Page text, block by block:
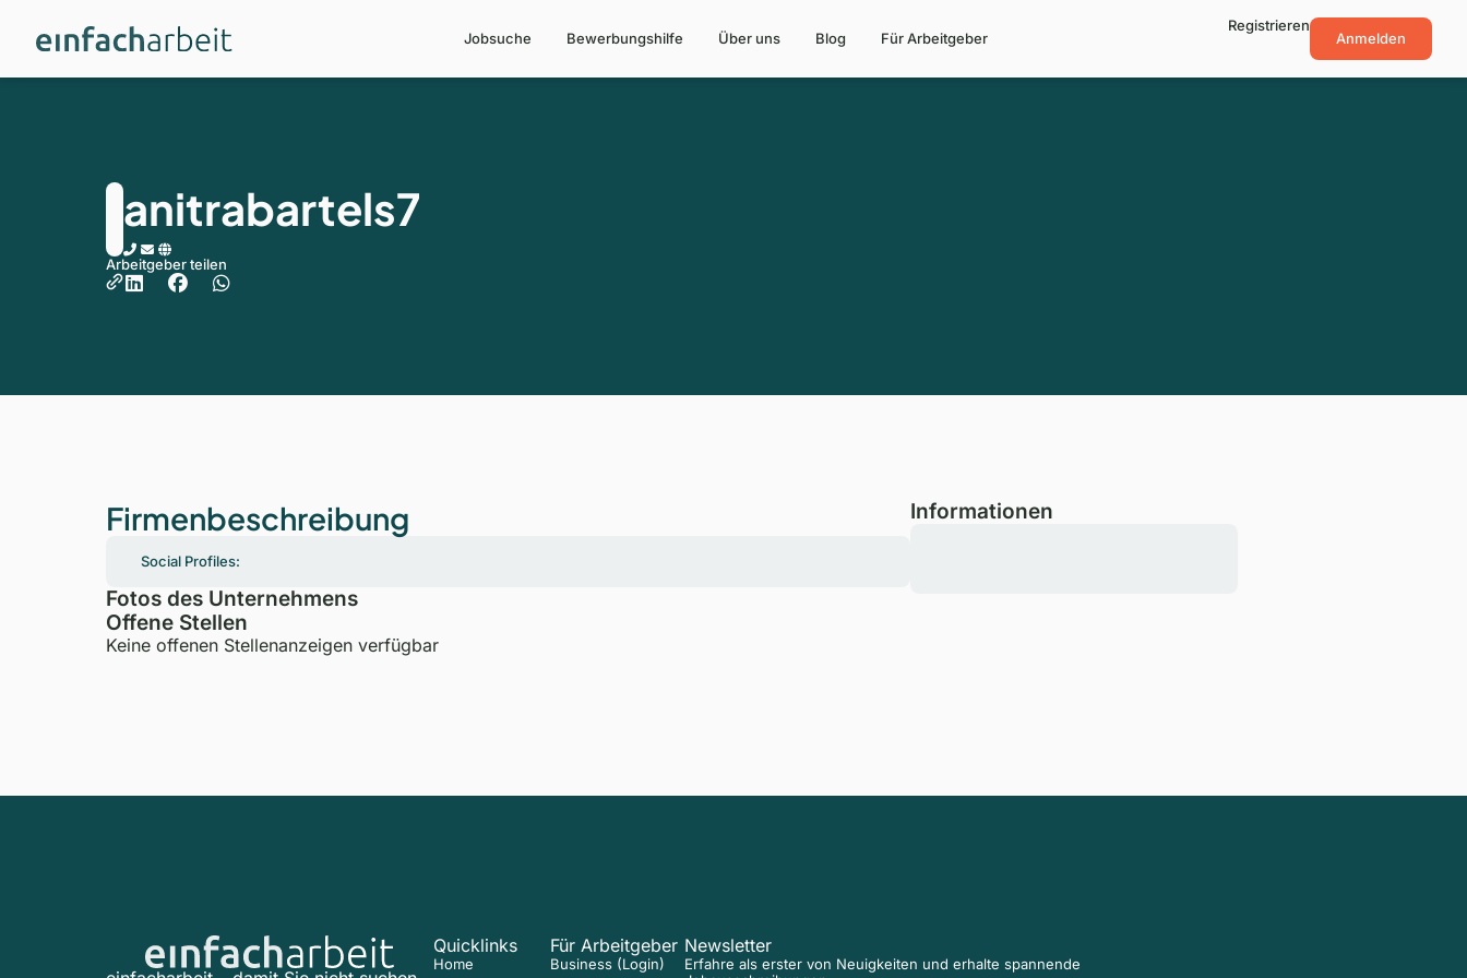
Jobsuche Bewerbungshilfe Über uns Blog Für Arbeitgeber
Registrieren
Anmelden
anitrabartels7
Arbeitgeber teilen
Firmenbeschreibung
Social Profiles:
Fotos des Unternehmens
Offene Stellen
Keine offenen Stellenanzeigen verfügbar
Informationen
Quicklinks
Home
Für Arbeitgeber
Business (Login)
Newsletter
Erfahre als erster von Neuigkeiten und erhalte spannende